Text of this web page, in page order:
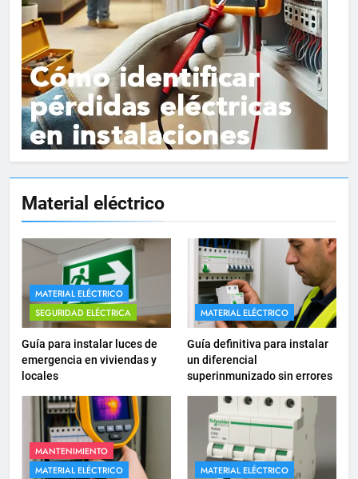
Material eléctrico
MATERIAL ELÉCTRICO
SEGURIDAD ELÉCTRICA
Guía para instalar luces de
emergencia en viviendas y
locales
MATERIAL ELÉCTRICO
Guía definitiva para instalar
un diferencial
superinmunizado sin errores
MANTENIMIENTO
MATERIAL ELÉCTRICO
MATERIAL ELÉCTRICO
15
Cómo instalar tomas de
corriente para
electrodomésticos empotrados
INSTALACIONES ELÉCTRICAS
16
¿Qué es el circuito C2 y para qué
se utiliza según el REBT?
INSTALACIONES ELÉCTRICAS
Cómo diseñar un sistema
eléctrico para pequeños
INSTALACIONES ELÉCTRICAS